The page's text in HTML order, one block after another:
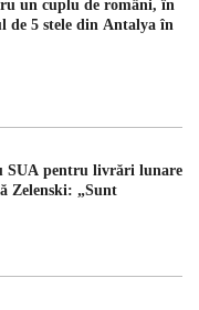
un cuplu de români, în
de 5 stele din Antalya în
SUA pentru livrări lunare
Zelenski: „Sunt